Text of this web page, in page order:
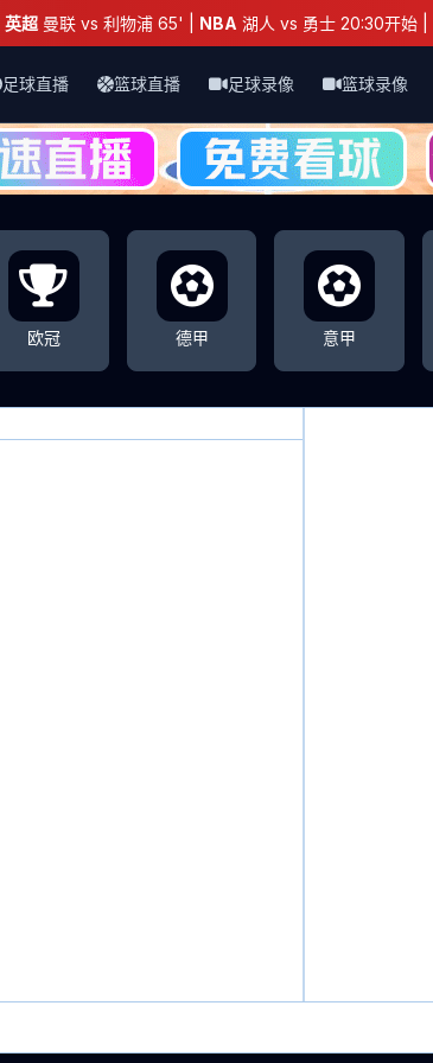
英超曼联 vs 利物浦 65' | NBA 湖人 vs 勇士 20:30开始 |
足球直播 篮球直播 足球录像 篮球录像
欧冠 德甲 意甲